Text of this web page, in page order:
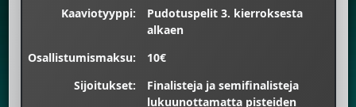
Kaaviotyyppi:
Pudotuspelit 3. kierroksesta
alkaen
Osallistumismaksu:
10€
Sijoitukset:
Finalisteja ja semifinalisteja
lukuunottamatta pisteiden